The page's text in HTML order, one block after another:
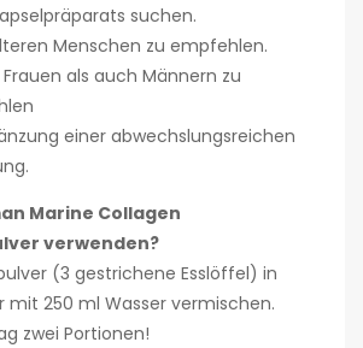
suchen.
Menschen zu empfehlen.
Frauen als auch Männern zu
einer abwechslungsreichen
Marine Collagen
verwenden?
(3 gestrichene Esslöffel) in
mit 250 ml Wasser vermischen.
zwei Portionen!